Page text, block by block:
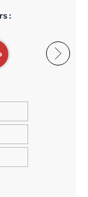
:
Naranja Verde